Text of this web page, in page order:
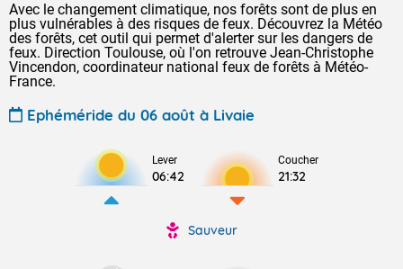
Avec le changement climatique, nos forêts sont de plus en
plus vulnérables à des risques de feux. Découvrez la Météo
des forêts, cet outil qui permet d'alerter sur les dangers de
feux. Direction Toulouse, où l'on retrouve Jean-Christophe
Vincendon, coordinateur national feux de forêts à Météo-
France.
Ephéméride du 06 août à Livaie
Lever
06:42
Coucher
21:32
Sauveur